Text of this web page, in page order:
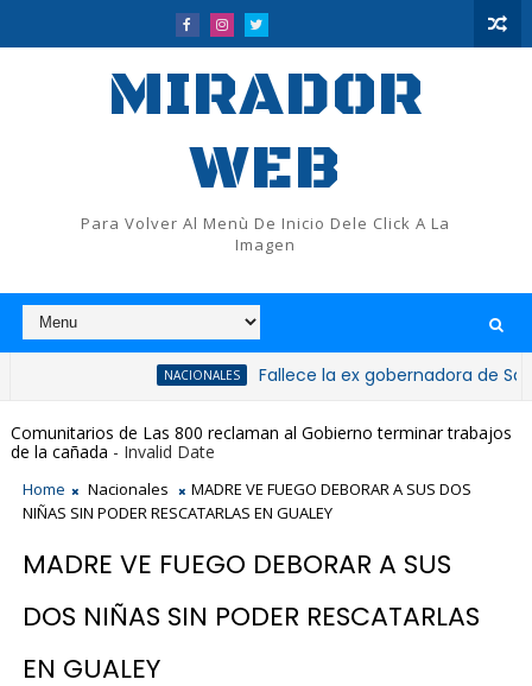
MIRADOR
WEB
Para Volver Al Menù De Inicio Dele Click A La
Imagen
Fallece la ex gobernadora de San
Comunitarios de Las 800 reclaman al Gobierno terminar trabajos
de la cañada - Invalid Date
Home Nacionales
MADRE VE FUEGO DEBORAR A SUS DOS
NIÑAS SIN PODER RESCATARLAS EN GUALEY
MADRE VE FUEGO DEBORAR A SUS
DOS NIÑAS SIN PODER RESCATARLAS
EN GUALEY